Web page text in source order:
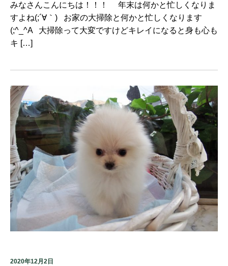
みなさんこんにちは！！！ 年末は何かと忙しくなりま
すよね(;´∀｀) お家の大掃除と何かと忙しくなります
(;^_^A 大掃除って大変ですけどキレイになると身も心も
キ […]
2020年12月2日